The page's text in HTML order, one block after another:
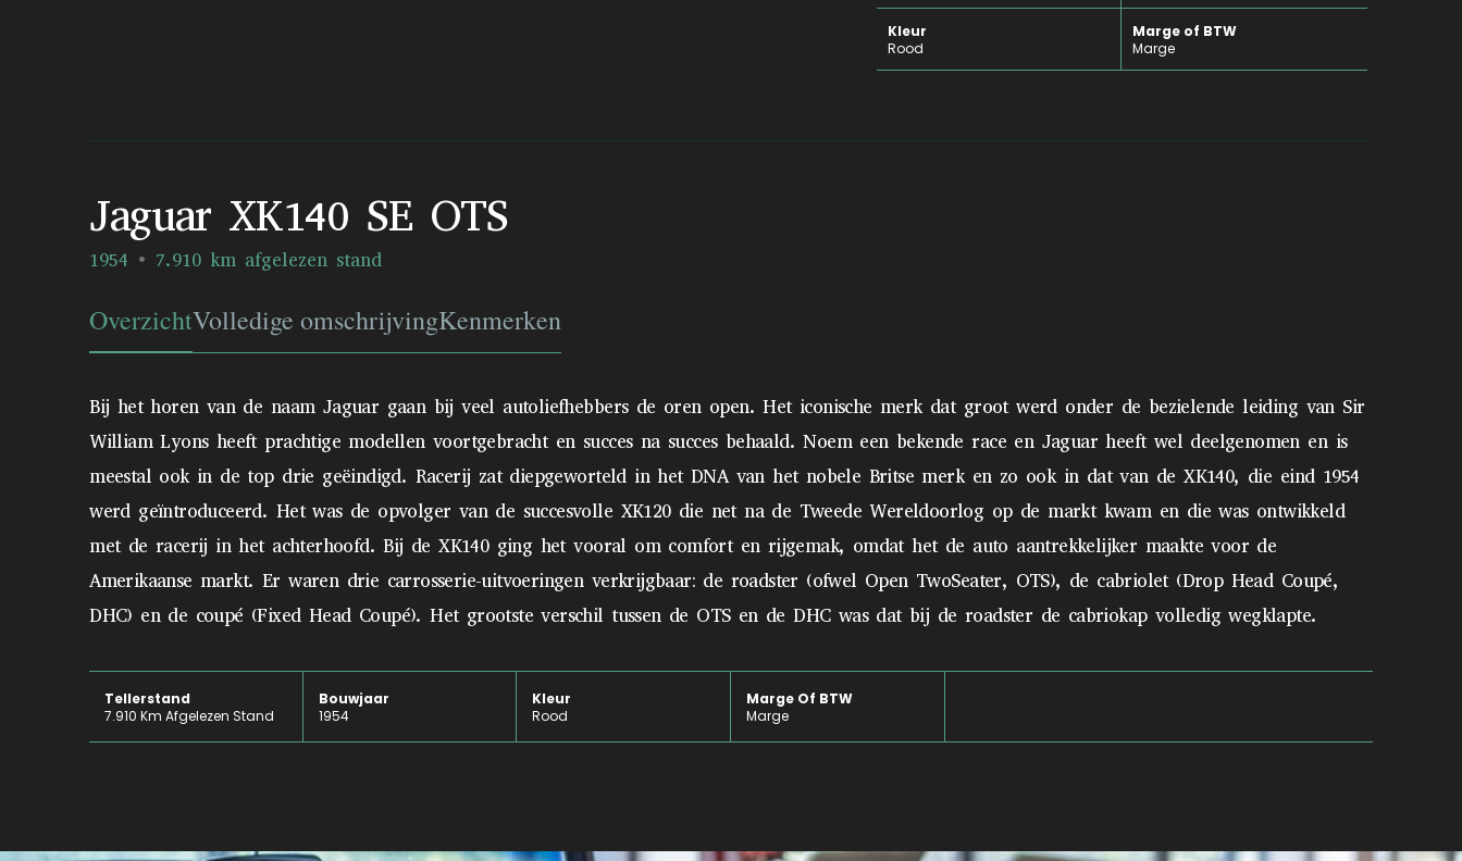
Kleur
Rood
Marge of BTW
Marge
Jaguar XK140 SE OTS
1954 7.910 km afgelezen stand
OverzichtVolledige omschrijvingKenmerken
Bij het horen van de naam Jaguar gaan bij veel autoliefhebbers de oren open. Het iconische merk dat groot werd onder de bezielende leiding van Sir
William Lyons heeft prachtige modellen voortgebracht en succes na succes behaald. Noem een bekende race en Jaguar heeft wel deelgenomen en is
meestal ook in de top drie geëindigd. Racerij zat diepgeworteld in het DNA van het nobele Britse merk en zo ook in dat van de XK140, die eind 1954
werd geïntroduceerd. Het was de opvolger van de succesvolle XK120 die net na de Tweede Wereldoorlog op de markt kwam en die was ontwikkeld
met de racerij in het achterhoofd. Bij de XK140 ging het vooral om comfort en rijgemak, omdat het de auto aantrekkelijker maakte voor de
Amerikaanse markt. Er waren drie carrosserie-uitvoeringen verkrijgbaar: de roadster (ofwel Open TwoSeater, OTS), de cabriolet (Drop Head Coupé,
DHC) en de coupé (Fixed Head Coupé). Het grootste verschil tussen de OTS en de DHC was dat bij de roadster de cabriokap volledig wegklapte.
Tellerstand
7.910 Km Afgelezen Stand
Bouwjaar
1954
Kleur
Rood
Marge Of BTW
Marge